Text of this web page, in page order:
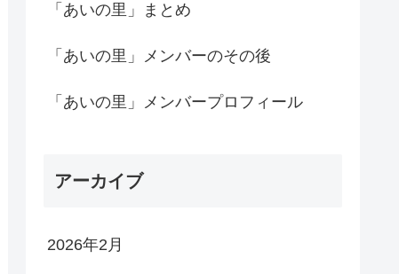
「あいの里」まとめ
「あいの里」メンバーのその後
「あいの里」メンバープロフィール
アーカイブ
2026年2月